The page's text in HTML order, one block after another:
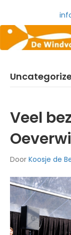
Veel
Door Koosje de